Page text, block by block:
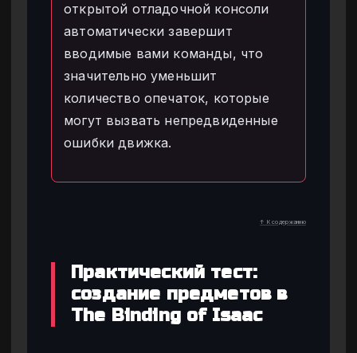
открытой отладочной консоли
автоматически завершит
вводимые вами команды, что
значительно уменьшит
количество опечаток, которые
могут вызвать непредвиденные
ошибки движка.
↑ К содержанию
Практический тест:
создание предметов в
The Binding of Isaac